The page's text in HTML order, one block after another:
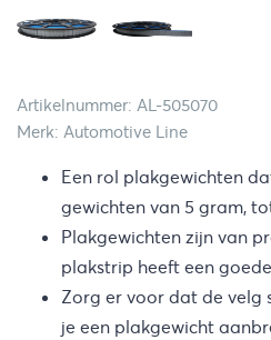
Artikelnummer: AL-505070
Merk: Automotive Line
Een rol plakgewichten
gewichten van 5 gram,
Plakgewichten zijn van
plakstrip heeft een
Zorg er voor dat de velg
je een plakgewicht